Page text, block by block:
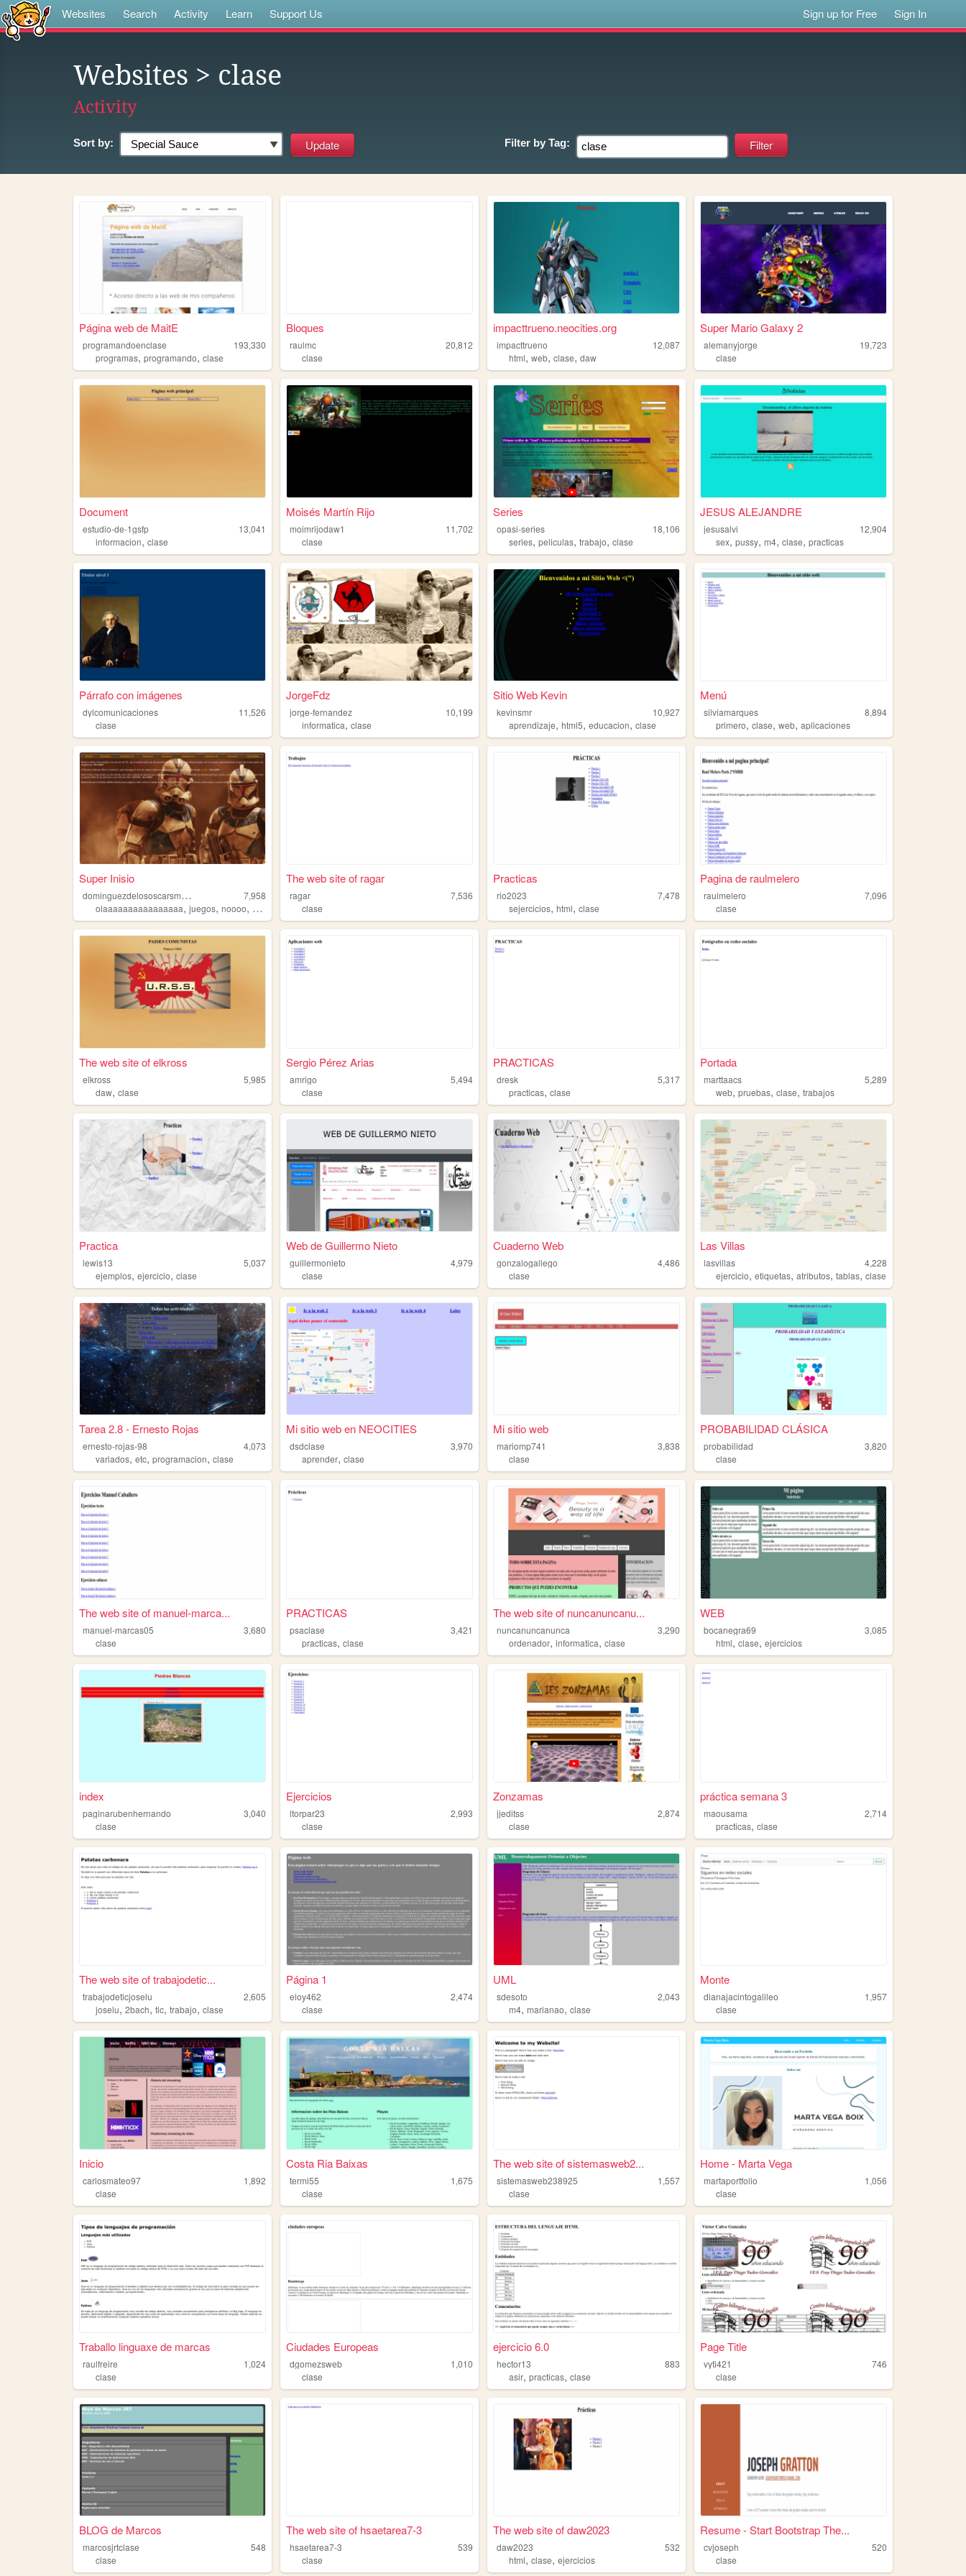
Websites Search Activity Learn Support Us Sign up for Free Sign In
Websites > clase
Activity
Sort by: Filter by Tag:
Página web de MaitE
programandoenclase
193,330
programas, programando, clase
Bloques
raulmc
20,812
clase
impacttrueno.neocities.org
impacttrueno
12,087
html,web,clase,daw
Super Mario Galaxy 2
alemanyjorge
19,723
clase
Document
estudio-de-1gsfp
13,041
informacion, clase
Moisés Martín Rijo
moimrijodaw1
11,702
clase
Series
opasi-series
18,106
series,peliculas,trabajo,clase
JESUS ALEJANDRE
jesusalvi
12,904
sex,pussy,m4,clase,practicas
Párrafo con imágenes
dylcomunicaciones
11,526
clase
JorgeFdz
jorge-fernandez
10,199
informatica,clase
Sitio Web Kevin
kevinsmr
10,927
aprendizaje,html5,educacion,clase
Menú
silviamarques
8,894
primero,clase,web,aplicaciones
Super Inisio
d
ominguezdelososcarsmelero
7,958
olaaaaaaaaaaaaaaaa, juegos, noooo, clase
The web site of ragar
ragar
7,536
clase
Practicas
rio2023
7,478
sejercicios,html,clase
Pagina de raulmelero
raulmelero
7,096
clase
The web site of elkross
elkross
5,985
daw, clase
Sergio Pérez Arias
amrigo
5,494
clase
PRACTICAS
dresk
5,317
practicas,clase
Portada
marttaacs
5,289
web,pruebas,clase,trabajos
Practica
lewis13
5,037
ejemplos, ejercicio, clase
Web de Guillermo Nieto
guillermonieto
4,979
clase
Cuaderno Web
gonzalogallego
4,486
clase
Las Villas
lasvillas
4,228
ejercicio,etiquetas,atributos,tablas,clase
Tarea 2.8 - Ernesto Rojas
ernesto-rojas-98
4,073
variados, etc, programacion, clase
Mi sitio web en NEOCITIES
dsdclase
3,970
aprender,clase
Mi sitio web
mariomp741
3,838
clase
PROBABILIDAD CLÁSICA
probabilidad
3,820
clase
The web site of manuel-marca...
manuel-marcas05
3,680
clase
PRACTICAS
psaclase
3,421
practicas,clase
The web site of nuncanuncanu...
nuncanuncanunca
3,290
ordenador,informatica,clase
WEB
bocanegra69
3,085
html,clase,ejercicios
index
paginarubenhernando
3,040
clase
Ejercicios
ltorpar23
2,993
clase
Zonzamas
jjeditss
2,874
clase
práctica semana 3
maousama
2,714
practicas,clase
The web site of trabajodetic...
trabajodeticjoselu
2,605
joselu, 2bach, tic, trabajo, clase
Página 1
eloy462
2,474
clase
UML
sdesoto
2,043
m4,marianao,clase
Monte
dianajacintogalileo
1,957
clase
Inicio
carlosmateo97
1,892
clase
Costa Ria Baixas
termi55
1,675
clase
The web site of sistemasweb2...
sistemasweb238925
1,557
clase
Home - Marta Vega
martaportfolio
1,056
clase
Traballo linguaxe de marcas
raulfreire
1,024
clase
Ciudades Europeas
dgomezsweb
1,010
clase
ejercicio 6.0
hector13
883
asir,practicas,clase
Page Title
vyti421
746
clase
BLOG de Marcos
marcosjrtclase
548
clase
The web site of hsaetarea7-3
hsaetarea7-3
539
clase
The web site of daw2023
daw2023
532
html,clase,ejercicios
Resume - Start Bootstrap The...
cvjoseph
520
clase